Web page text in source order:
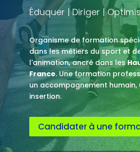
Éduquer | Diriger |
Organisme de formation
dans les métiers du sport et
l'animation, ancré dans les
France. Une formation
un accompagnement humain,
insertion.
Candidater à une